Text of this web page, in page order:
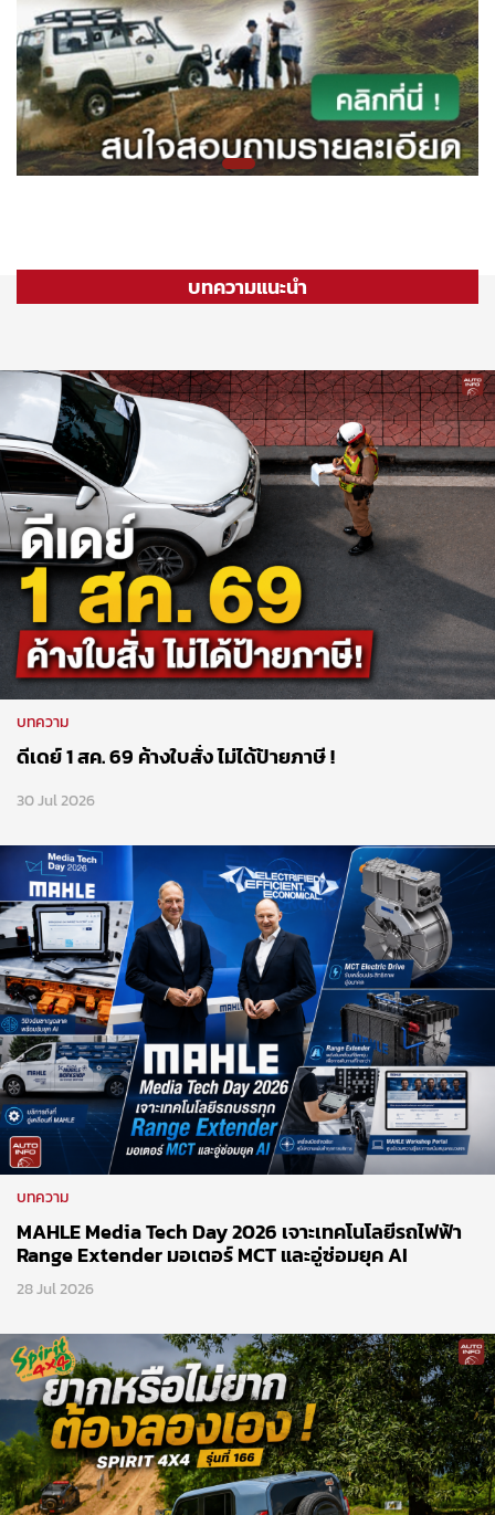
บทความแนะนำ
บทความ
ดีเดย์ 1 สค. 69 ค้างใบสั่ง ไม่ได้ป้ายภาษี !
30 Jul 2026
บทความ
MAHLE Media Tech Day 2026 เจาะเทคโนโลยีรถไฟฟ้า
Range Extender มอเตอร์ MCT และอู่ซ่อมยุค AI
28 Jul 2026